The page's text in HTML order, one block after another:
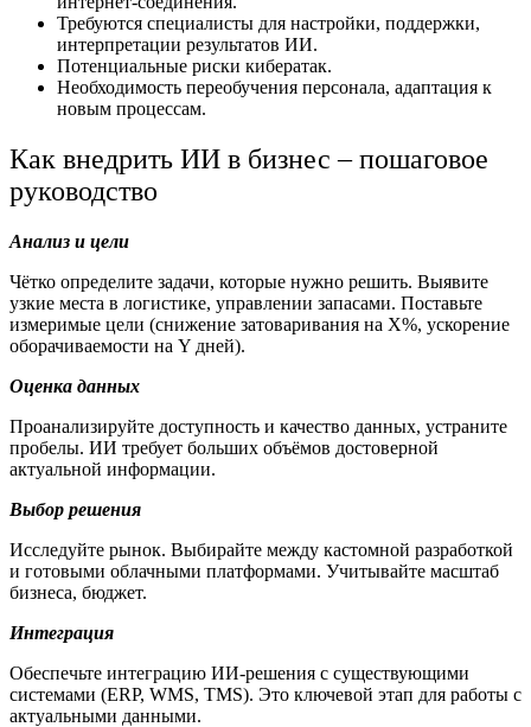
Требуются специалисты для настройки, поддержки,
интерпретации результатов ИИ.
Потенциальные риски кибератак.
Необходимость переобучения персонала, адаптация к
новым процессам.
Как внедрить ИИ в бизнес – пошаговое
руководство
Анализ и цели
Чётко определите задачи, которые нужно решить. Выявите
узкие места в логистике, управлении запасами. Поставьте
измеримые цели (снижение затоваривания на X%, ускорение
оборачиваемости на Y дней).
Оценка данных
Проанализируйте доступность и качество данных, устраните
пробелы. ИИ требует больших объёмов достоверной
актуальной информации.
Выбор решения
Исследуйте рынок. Выбирайте между кастомной разработкой
и готовыми облачными платформами. Учитывайте масштаб
бизнеса, бюджет.
Интеграция
Обеспечьте интеграцию ИИ-решения с существующими
системами (ERP, WMS, TMS). Это ключевой этап для работы с
актуальными данными.